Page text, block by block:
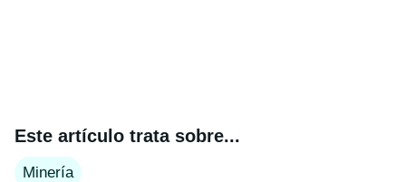
Este artículo trata sobre...
Minería